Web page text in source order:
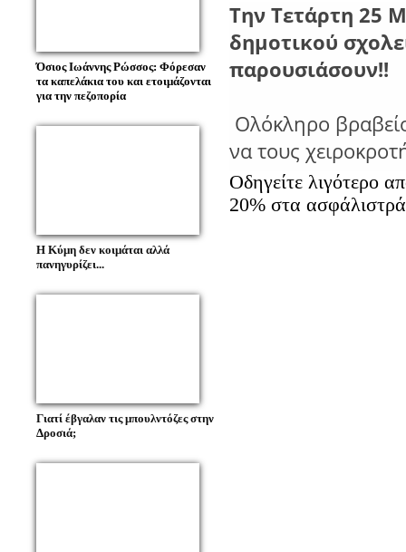
Όσιος Ιωάννης Ρώσσος: Φόρεσαν
τα καπελάκια του και ετοιμάζονται
για την πεζοπορία
Η Κύμη δεν κοιμάται αλλά
πανηγυρίζει...
Γιατί έβγαλαν τις μπουλντόζες στην
Δροσιά;
Την Τετάρτη 25
δημοτικού
παρουσιάσουν!!
Ολόκληρο
να τους
Οδηγείτε λιγότερο
20% στα